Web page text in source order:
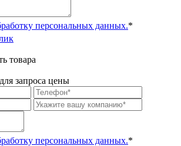
персональных данных.*
товара
запроса цены
персональных данных.*